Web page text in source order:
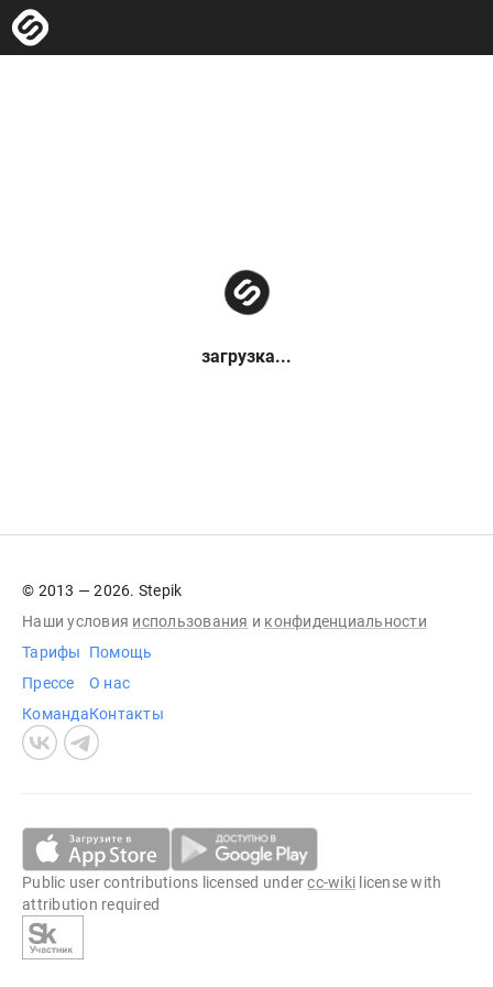
загрузка...
© 2013 — 2026. Stepik
Наши условия использования и конфиденциальности
Тарифы
Прессе
Команда
Помощь
О нас
Контакты
Public user contributions licensed undercc-wiki license with
attribution required